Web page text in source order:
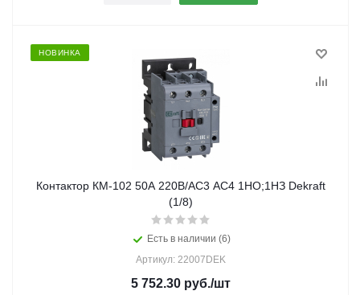
НОВИНКА
Контактор КМ-102 50А 220В/АС3 АС4 1НО;1НЗ Dekraft
(1/8)
Есть в наличии (6)
Артикул: 22007DEK
5 752.30 руб./шт